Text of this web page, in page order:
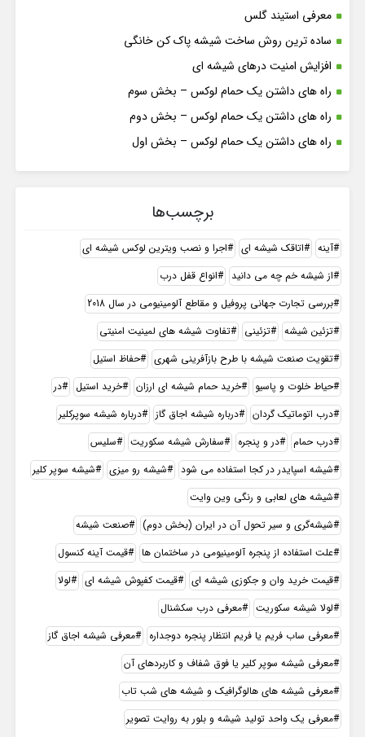
معرفی استیند گلس
ساده ترین روش ساخت شیشه پاک کن خانگی
افزایش امنیت درهای شیشه ای
راه های داشتن یک حمام لوکس – بخش سوم
راه های داشتن یک حمام لوکس – بخش دوم
راه های داشتن یک حمام لوکس – بخش اول
برچسب‌ها
آینه اتاقک شیشه ای
اجرا و نصب ویترین لوکس شیشه ای
از شیشه خم چه می دانید
انواع قفل درب
بررسی تجارت جهانی پروفیل و مقاطع آلومینیومی در سال 2018
تزئین شیشه
تزئینی
تفاوت شیشه های لمینیت امنیتی
تقویت صنعت شیشه با طرح بازآفرینی شهری
حفاظ استیل
حیاط خلوت و پاسیو
خريد حمام شيشه اي ارزان خرید استیل
در
درب اتوماتیک گردان
درباره شیشه اجاق گاز
درباره شیشه سوپرکلیر
درب حمام
در و پنجره سفارش شیشه سکوریت
سلیس
شيشه اسپايدر در کجا استفاده مي شود
شیشه رو میزی
شیشه سوپر کلیر
شیشه های لعابی و رنگی وین وایت
شیشه‌گری و سیر تحول آن در ایران (بخش دوم)
صنعت شيشه
علت استفاده از پنجره آلومینیومی در ساختمان ها
قیمت آینه کنسول
قیمت خرید وان و جکوزی شیشه ای
قیمت کفپوش شیشه ای
لولا
لولا شیشه سکوریت
معرفی درب سکشنال
معرفی ساب فریم یا فریم انتظار پنجره دوجداره
معرفی شیشه اجاق گاز
معرفی شیشه سوپر کلیر یا فوق شفاف و کاربردهای آن
معرفی شیشه های هالوگرافیک و شیشه های شب تاب
معرفی یک واحد تولید شیشه و بلور به روایت تصویر